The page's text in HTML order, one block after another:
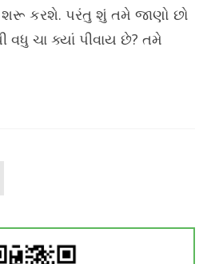
શરૂ કરશે. પરંતુ શું તમે જાણો છો
વધુ ચા ક્યાં પીવાય છે? તમે